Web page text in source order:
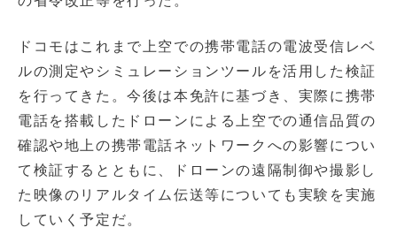
ドコモはこれまで上空での携帯電話の電波受信レベ
ルの測定やシミュレーションツールを活用した検証
を行ってきた。今後は本免許に基づき、実際に携帯
電話を搭載したドローンによる上空での通信品質の
確認や地上の携帯電話ネットワークへの影響につい
て検証するとともに、ドローンの遠隔制御や撮影し
た映像のリアルタイム伝送等についても実験を実施
していく予定だ。